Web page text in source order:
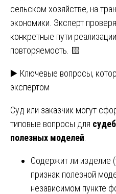
сельском хозяйстве, на
экономики. Эксперт
конкретные пути
повторяемость. 🟨
▶️ Ключевые вопросы,
экспертом
Суд или заказчик могут
типовые вопросы для
полезных моделей
Содержит ли изделие
признак полезной
независимом пункте